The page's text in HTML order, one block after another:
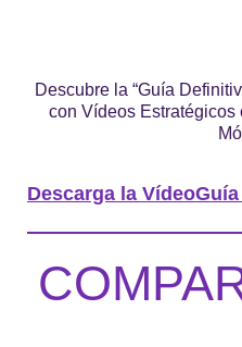
Descubre la “Guía
con Vídeos Estratégicos
Descarga la